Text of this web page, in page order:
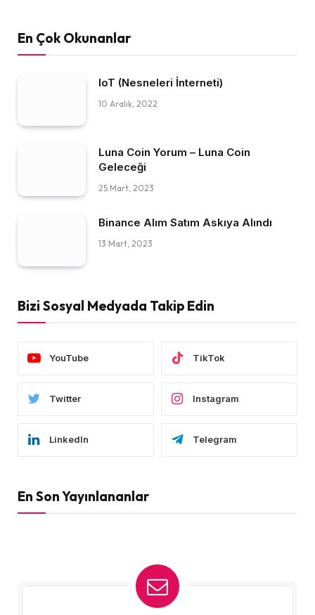
En Çok Okunanlar
IoT (Nesneleri İnterneti)
10 Aralık, 2022
Luna Coin Yorum – Luna Coin
Geleceği
25 Mart, 2023
Binance Alım Satım Askıya Alındı
13 Mart, 2023
Bizi Sosyal Medyada Takip Edin
YouTube TikTok
Twitter Instagram
LinkedIn Telegram
En Son Yayınlananlar